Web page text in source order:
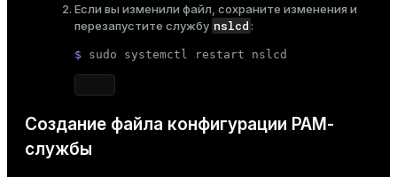
Если вы изменили файл, сохраните изменения и
перезапустите службу nslcd:
$ sudo systemctl restart nslcd
Создание файла конфигурации PAM-
службы